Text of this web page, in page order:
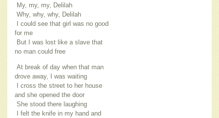
My, my, my, Delilah
Why, why, why, Delilah
I could see that girl was no good
for me
But I was lost like a slave that
no man could free
At break of day when that man
drove away, I was waiting
I cross the street to her house
and she opened the door
She stood there laughing
I felt the knife in my hand and